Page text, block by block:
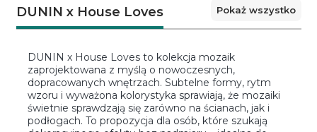
DUNIN x House Loves Pokaż wszystko
DUNIN x House Loves to kolekcja mozaik
zaprojektowana z myślą o nowoczesnych,
dopracowanych wnętrzach. Subtelne formy, rytm
wzoru i wyważona kolorystyka sprawiają, że mozaiki
świetnie sprawdzają się zarówno na ścianach, jak i
podłogach. To propozycja dla osób, które szukają